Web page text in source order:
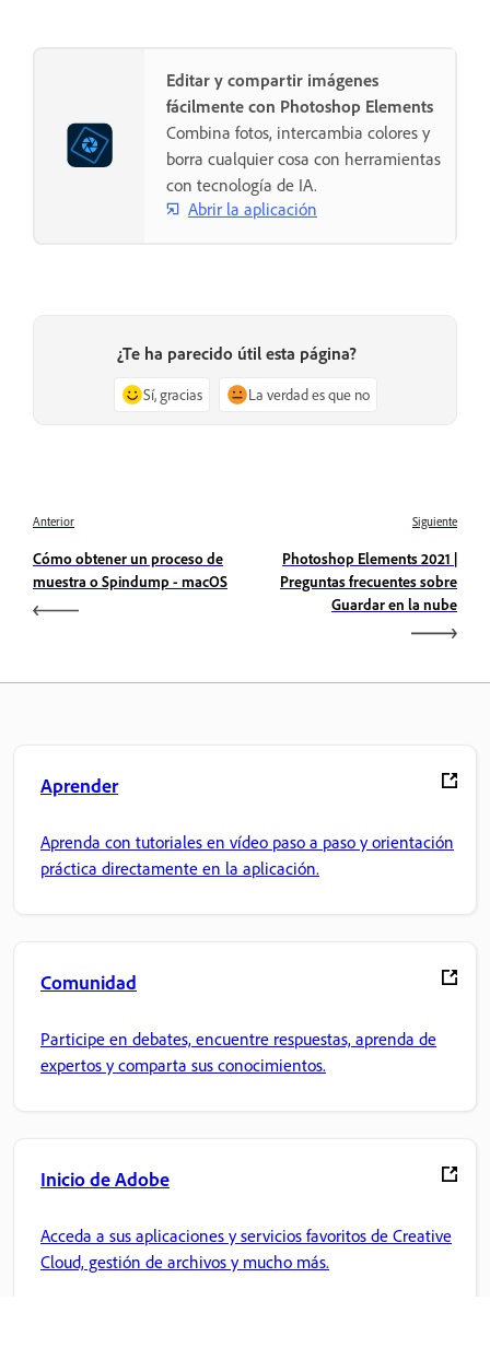
Editar y compartir imágenes
fácilmente con Photoshop Elements
Combina fotos, intercambia colores y
borra cualquier cosa con herramientas
con tecnología de IA.
Abrir la aplicación
¿Te ha parecido útil esta página?
Sí, gracias La verdad es que no
Anterior
Cómo obtener un proceso de
muestra o Spindump - macOS
Siguiente
Photoshop Elements 2021 |
Preguntas frecuentes sobre
Guardar en la nube
Aprender
Aprenda con tutoriales en vídeo paso a paso y orientación
práctica directamente en la aplicación.
Comunidad
Participe en debates, encuentre respuestas, aprenda de
expertos y comparta sus conocimientos.
Inicio de Adobe
Acceda a sus aplicaciones y servicios favoritos de Creative
Cloud, gestión de archivos y mucho más.